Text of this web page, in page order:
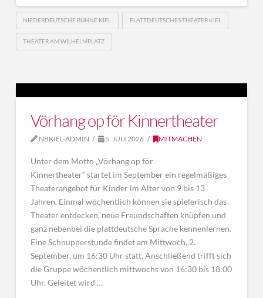
NIEDERDEUTSCHE BÜHNE KIEL PLATTDEUTSCHES THEATER KIEL
THEATER AM WILHELMPLATZ
Vörhang op för Kinnertheater
NBKIEL-ADMIN 5. JULI 2026 MITMACHEN
Unter dem Motto „Vörhang op för
Kinnertheater“ startet im September ein regelmäßiges
Theaterangebot für Kinder im Alter von 9 bis 13
Jahren. Einmal wöchentlich können sie spielerisch das
Theater entdecken, neue Freundschaften knüpfen und
ganz nebenbei die plattdeutsche Sprache kennenlernen.
Eine Schnupperstunde findet am Mittwoch, 2.
September, um 16:30 Uhr statt. Anschließend trifft sich
die Gruppe wöchentlich mittwochs von 16:30 bis 18:00
Uhr. Geleitet wird …